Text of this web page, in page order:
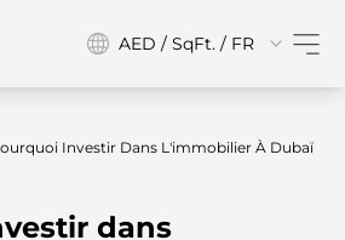
AED / SqFt. / FR
Investir Dans L'immobilier À Dubaï
dans